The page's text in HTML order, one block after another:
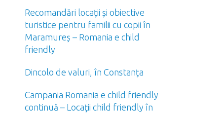
Recomandări locaţii și obiective
turistice pentru familii cu copii în
Maramureș – Romania e child
friendly
Dincolo de valuri, în Constanţa
Campania Romania e child friendly
continuă – Locaţii child friendly în